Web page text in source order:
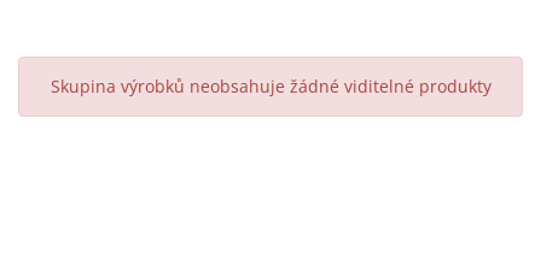
Skupina výrobků neobsahuje žádné viditelné produkty